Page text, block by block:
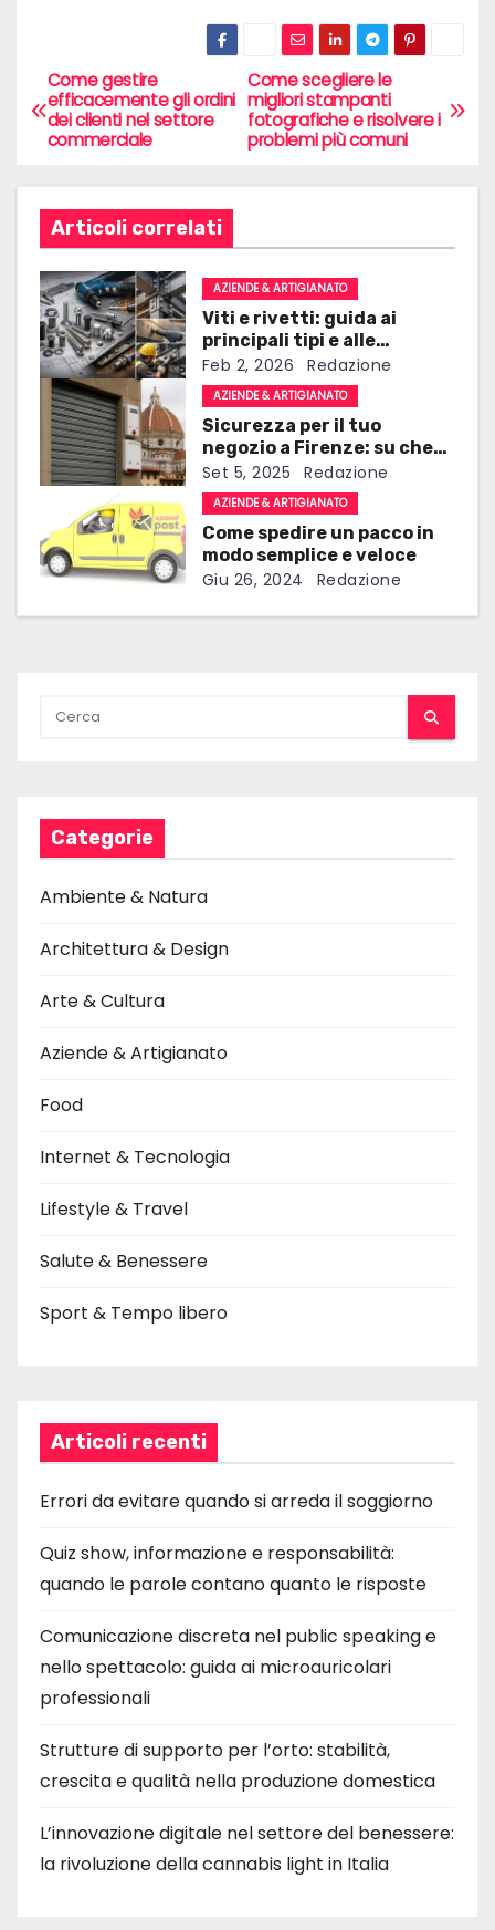
N
a
g
a
z
n
e
a
r
Come scegliere le
migliori stampanti
fotografiche e risolvere i
problemi più comuni
Come gestire
efficacemente gli ordini
dei clienti nel settore
commerciale
Articoli correlati
AZIENDE & ARTIGIANATO
Viti e rivetti: guida ai
principali tipi e alle
applicazioni più comuni
Feb 2, 2026 Redazione
AZIENDE & ARTIGIANATO
Sicurezza per il tuo
negozio a Firenze: su che
sistemi è più consigliabile
investire
Set 5, 2025 Redazione
AZIENDE & ARTIGIANATO
Come spedire un pacco in
modo semplice e veloce
Giu 26, 2024 Redazione
Categorie
Ambiente & Natura
Architettura & Design
Arte & Cultura
Aziende & Artigianato
Food
Internet & Tecnologia
Lifestyle & Travel
Salute & Benessere
Sport & Tempo libero
Articoli recenti
Errori da evitare quando si arreda il soggiorno
Quiz show, informazione e responsabilità:
quando le parole contano quanto le risposte
Comunicazione discreta nel public speaking e
nello spettacolo: guida ai microauricolari
professionali
Strutture di supporto per l’orto: stabilità,
crescita e qualità nella produzione domestica
L’innovazione digitale nel settore del benessere:
la rivoluzione della cannabis light in Italia